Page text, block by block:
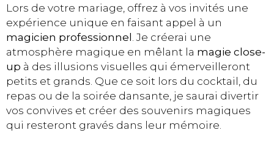
Lors de votre mariage, offrez à vos invités une
expérience unique en faisant appel à un
magicien professionnel . Je créerai une
atmosphère magique en mêlant la magie close-
up à des illusions visuelles qui émerveilleront
petits et grands. Que ce soit lors du cocktail, du
repas ou de la soirée dansante, je saurai divertir
vos convives et créer des souvenirs magiques
qui resteront gravés dans leur mémoire.